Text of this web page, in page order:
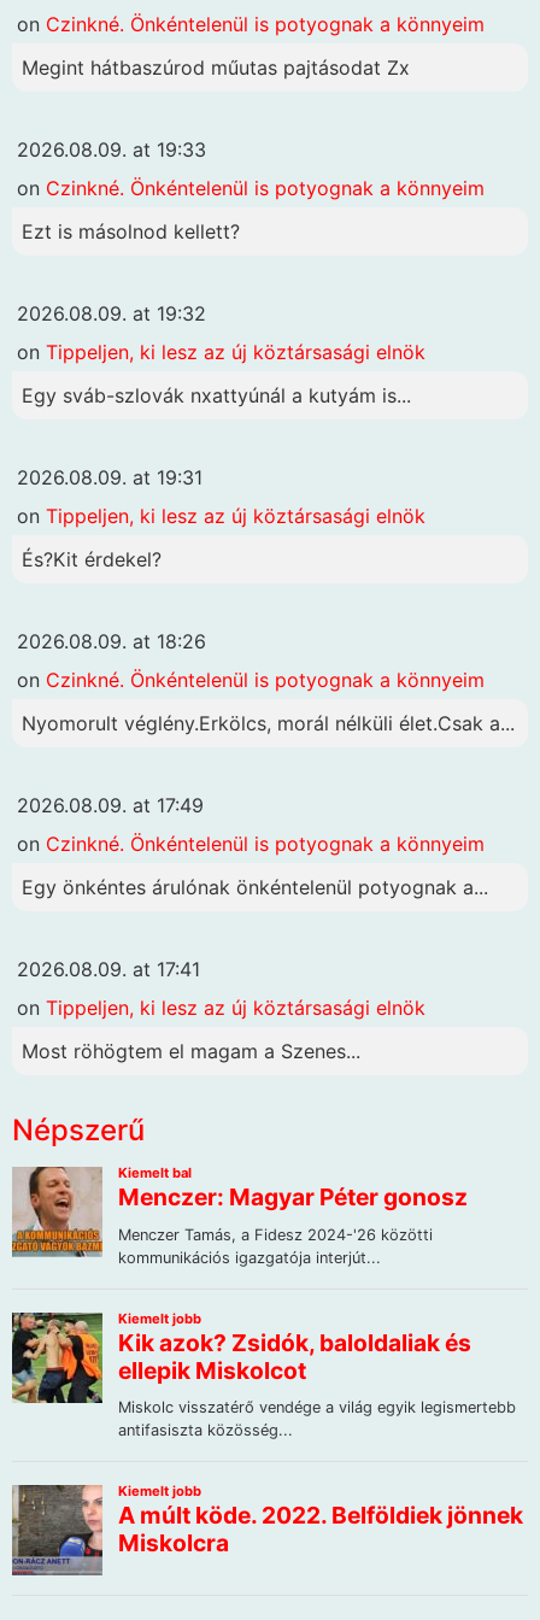
on Czinkné. Önkéntelenül is potyognak a könnyeim
Megint hátbaszúrod műutas pajtásodat Zx
2026.08.09. at 19:33
on Czinkné. Önkéntelenül is potyognak a könnyeim
Ezt is másolnod kellett?
2026.08.09. at 19:32
on Tippeljen, ki lesz az új köztársasági elnök
Egy sváb-szlovák nxattyúnál a kutyám is...
2026.08.09. at 19:31
on Tippeljen, ki lesz az új köztársasági elnök
És?Kit érdekel?
2026.08.09. at 18:26
on Czinkné. Önkéntelenül is potyognak a könnyeim
Nyomorult véglény.Erkölcs, morál nélküli élet.Csak a...
2026.08.09. at 17:49
on Czinkné. Önkéntelenül is potyognak a könnyeim
Egy önkéntes árulónak önkéntelenül potyognak a...
2026.08.09. at 17:41
on Tippeljen, ki lesz az új köztársasági elnök
Most röhögtem el magam a Szenes...
Népszerű